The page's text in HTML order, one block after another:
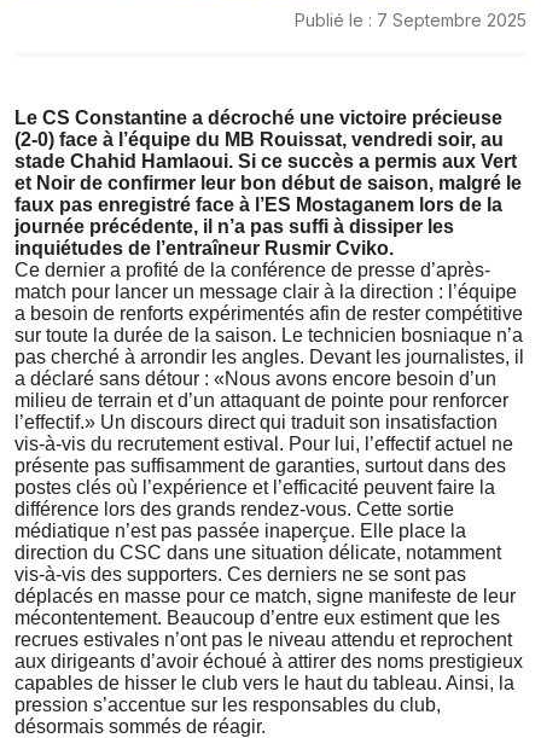
Publié le : 7 Septembre 2025
Le CS Constantine a décroché une victoire précieuse
(2-0) face à l’équipe du MB Rouissat, vendredi soir, au
stade Chahid Hamlaoui. Si ce succès a permis aux Vert
et Noir de confirmer leur bon début de saison, malgré le
faux pas enregistré face à l’ES Mostaganem lors de la
journée précédente, il n’a pas suffi à dissiper les
inquiétudes de l’entraîneur Rusmir Cviko.
Ce dernier a profité de la conférence de presse d’après-
match pour lancer un message clair à la direction : l’équipe
a besoin de renforts expérimentés afin de rester compétitive
sur toute la durée de la saison. Le technicien bosniaque n’a
pas cherché à arrondir les angles. Devant les journalistes, il
a déclaré sans détour : «Nous avons encore besoin d’un
milieu de terrain et d’un attaquant de pointe pour renforcer
l’effectif.» Un discours direct qui traduit son insatisfaction
vis-à-vis du recrutement estival. Pour lui, l’effectif actuel ne
présente pas suffisamment de garanties, surtout dans des
postes clés où l’expérience et l’efficacité peuvent faire la
différence lors des grands rendez-vous. Cette sortie
médiatique n’est pas passée inaperçue. Elle place la
direction du CSC dans une situation délicate, notamment
vis-à-vis des supporters. Ces derniers ne se sont pas
déplacés en masse pour ce match, signe manifeste de leur
mécontentement. Beaucoup d’entre eux estiment que les
recrues estivales n’ont pas le niveau attendu et reprochent
aux dirigeants d’avoir échoué à attirer des noms prestigieux
capables de hisser le club vers le haut du tableau. Ainsi, la
pression s’accentue sur les responsables du club,
désormais sommés de réagir.